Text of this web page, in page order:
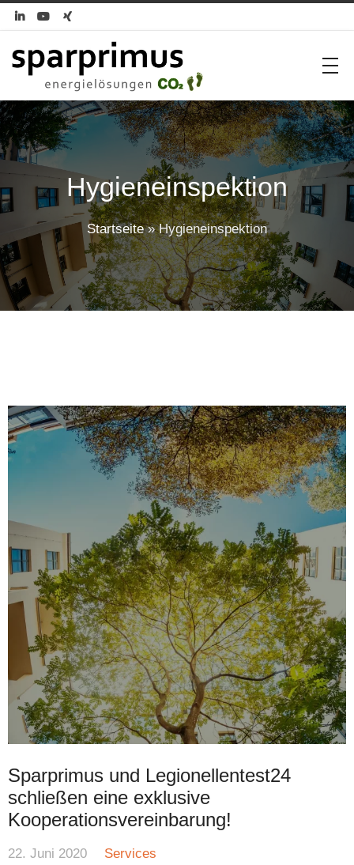
  
Hygieneinspektion
Startseite»Hygieneinspektion
Sparprimus und Legionellentest24
schließen eine exklusive
Kooperationsvereinbarung!
22. Juni 2020 Services